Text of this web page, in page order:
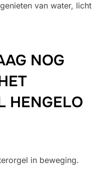
van water, licht
NOG
HENGELO
in beweging.